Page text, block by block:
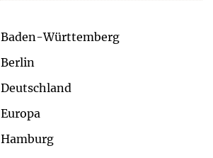
Baden-Württemberg
Berlin
Deutschland
Europa
Hamburg